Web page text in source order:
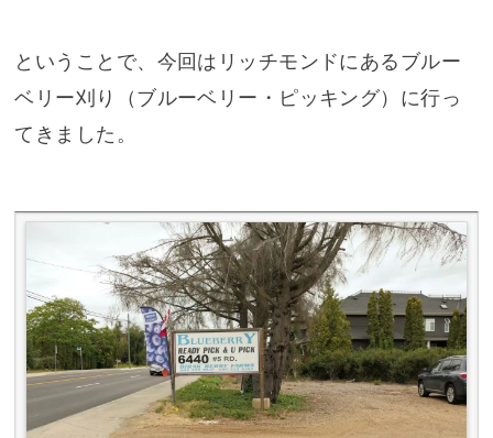
ということで、今回はリッチモンドにあるブルー
ベリー刈り（ブルーベリー・ピッキング）に行っ
てきました。